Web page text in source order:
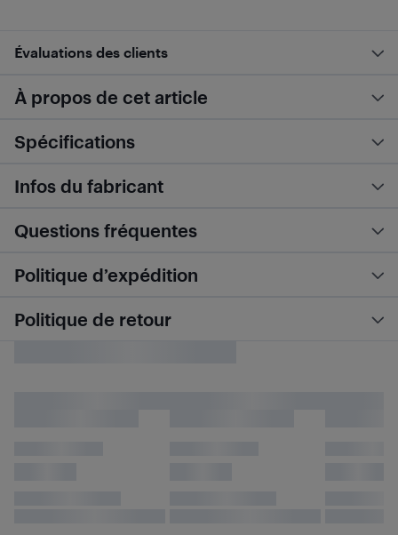
Évaluations des clients
À propos de cet article
Spécifications
Infos du fabricant
Questions fréquentes
Politique d’expédition
Politique de retour